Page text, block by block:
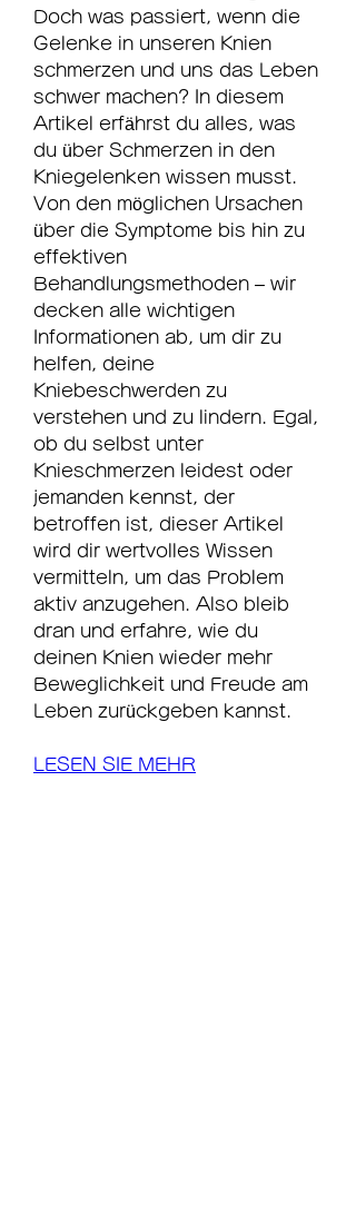
Doch was passiert, wenn die
Gelenke in unseren Knien
schmerzen und uns das Leben
schwer machen? In diesem
Artikel erfährst du alles, was
du über Schmerzen in den
Kniegelenken wissen musst.
Von den möglichen Ursachen
über die Symptome bis hin zu
effektiven
Behandlungsmethoden – wir
decken alle wichtigen
Informationen ab, um dir zu
helfen, deine
Kniebeschwerden zu
verstehen und zu lindern. Egal,
ob du selbst unter
Knieschmerzen leidest oder
jemanden kennst, der
betroffen ist, dieser Artikel
wird dir wertvolles Wissen
vermitteln, um das Problem
aktiv anzugehen. Also bleib
dran und erfahre, wie du
deinen Knien wieder mehr
Beweglichkeit und Freude am
Leben zurückgeben kannst.
LESEN SIE MEHR